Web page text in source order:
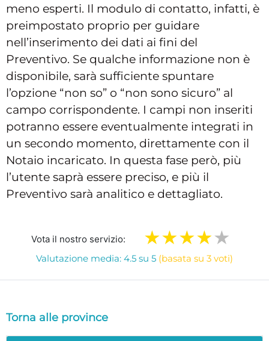
meno esperti. Il modulo di contatto, infatti, è
preimpostato proprio per guidare
nell’inserimento dei dati ai fini del
Preventivo. Se qualche informazione non è
disponibile, sarà sufficiente spuntare
l’opzione “non so” o “non sono sicuro” al
campo corrispondente. I campi non inseriti
potranno essere eventualmente integrati in
un secondo momento, direttamente con il
Notaio incaricato. In questa fase però, più
l’utente saprà essere preciso, e più il
Preventivo sarà analitico e dettagliato.
Vota il nostro servizio:
Valutazione media: 4.5 su 5 (basata su 3 voti)
Torna alle province